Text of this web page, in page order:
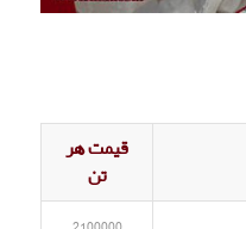
قیمت هر
تن